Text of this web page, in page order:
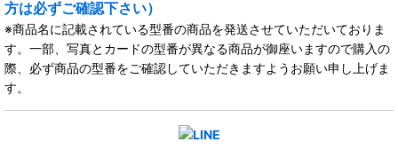
方は必ずご確認下さい）
※商品名に記載されている型番の商品を発送させていただいておりま
す。一部、写真とカードの型番が異なる商品が御座いますので購入の
際、必ず商品の型番をご確認していただきますようお願い申し上げま
す。